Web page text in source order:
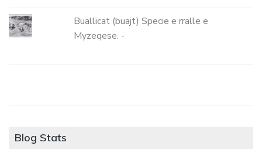
Buallicat (buajt) Specie e rralle e
Myzeqese. -
Blog Stats